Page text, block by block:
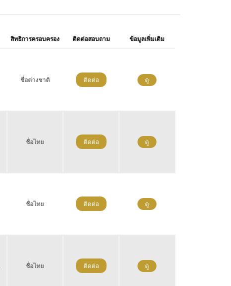
สิทธิการครอบครอง ติดต่อสอบถาม ข้อมูลเพิ่มเติม
ชื่อต่างชาติ ติดต่อ ดู
ชื่อไทย ติดต่อ ดู
ชื่อไทย ติดต่อ ดู
ชื่อไทย ติดต่อ ดู